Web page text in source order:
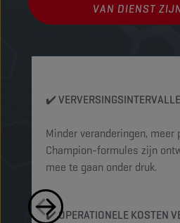
VAN DIENST
✔️
Minder veranderingen, meer
Champion-formules zijn
mee te gaan onder druk.
✔️ OPERATIONELE KOSTEN